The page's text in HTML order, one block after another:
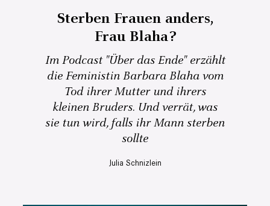
Sterben Frauen anders,
Frau Blaha?
Im Podcast "Über das Ende" erzählt
die Feministin Barbara Blaha vom
Tod ihrer Mutter und ihrers
kleinen Bruders. Und verrät, was
sie tun wird, falls ihr Mann sterben
sollte
Julia Schnizlein